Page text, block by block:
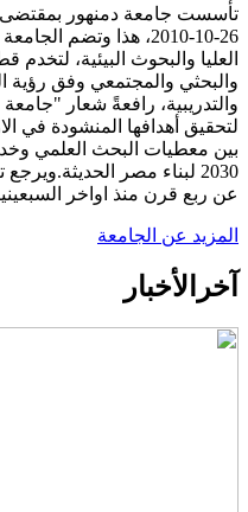
العليا والبحوث البيئية،
والبحثي والمجتمعي وفق رؤية
والتدريبية، رافعةً شعار
لتحقيق أهدافها المنشودة في
بين معطيات البحث العلمي
2030 لبناء مصر
عن ربع قرن منذ اواخر
المزيد عن الجامعة
آخر الأخبار